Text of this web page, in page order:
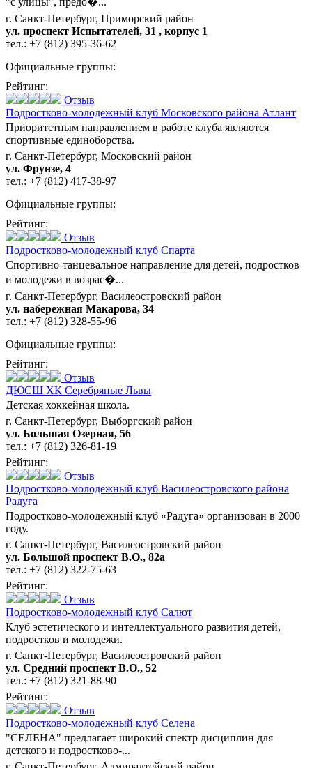
г. Санкт-Петербург, Приморский район
ул. проспект Испытателей, 31 , корпус 1
тел.: +7 (812) 395-36-62
Официальные группы:
Рейтинг:
Отзыв
Подростково-молодежный клуб Московского района Атлант
Приоритетным направлением в работе клуба являются
спортивные единоборства.
г. Санкт-Петербург, Московский район
ул. Фрунзе, 4
тел.: +7 (812) 417-38-97
Официальные группы:
Рейтинг:
Отзыв
Подростково-молодежный клуб Спарта
Спортивно-танцевальное направление для детей, подростков
и молодежи в возрас�...
г. Санкт-Петербург, Василеостровский район
ул. набережная Макарова, 34
тел.: +7 (812) 328-55-96
Официальные группы:
Рейтинг:
Отзыв
ДЮСШ ХК Серебряные Львы
Детская хоккейная школа.
г. Санкт-Петербург, Выборгский район
ул. Большая Озерная, 56
тел.: +7 (812) 326-81-19
Рейтинг:
Отзыв
Подростково-молодежный клуб Василеостровского района
Радуга
Подростково-молодежный клуб «Радуга» организован в 2000
году.
г. Санкт-Петербург, Василеостровский район
ул. Большой проспект В.О., 82а
тел.: +7 (812) 322-75-63
Рейтинг:
Отзыв
Подростково-молодежный клуб Салют
Клуб эстетического и интеллектуального развития детей,
подростков и молодежи.
г. Санкт-Петербург, Василеостровский район
ул. Средний проспект В.О., 52
тел.: +7 (812) 321-88-90
Рейтинг:
Отзыв
Подростково-молодежный клуб Селена
"СЕЛЕНА" предлагает широкий спектр дисциплин для
детского и подростково-...